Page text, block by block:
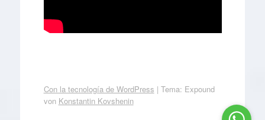
Con la tecnología de WordPress | Tema: Expound
von Konstantin Kovshenin